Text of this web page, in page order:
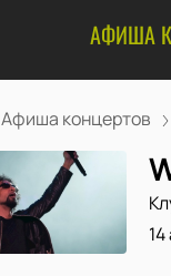
АФИША
Афиша концертов